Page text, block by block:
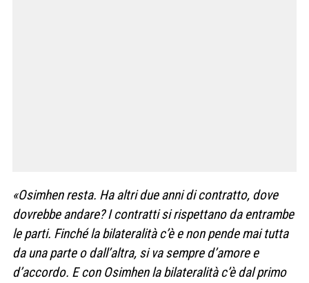
«Osimhen resta. Ha altri due anni di contratto, dove
dovrebbe andare? I contratti si rispettano da entrambe
le parti. Finché la bilateralità c’è e non pende mai tutta
da una parte o dall’altra, si va sempre d’amore e
d’accordo. E con Osimhen la bilateralità c’è dal primo